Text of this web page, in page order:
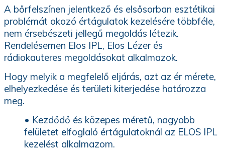
A bőrfelszínen jelentkező és elsősorban esztétikai
problémát okozó értágulatok kezelésére többféle,
nem érsebészeti jellegű megoldás létezik.
Rendelésemen Elos IPL, Elos Lézer és
rádiokauteres megoldásokat alkalmazok.
Hogy melyik a megfelelő eljárás, azt az ér mérete,
elhelyezkedése és területi kiterjedése határozza
meg.
• Kezdődő és közepes méretű, nagyobb
felületet elfoglaló értágulatoknál az ELOS IPL
kezelést alkalmazom.